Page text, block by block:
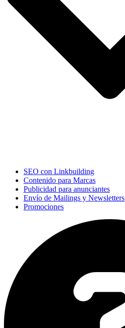
SEO con Linkbuilding
Contenido para Marcas
Publicidad para anunciantes
Envío de Mailings y Newsletters
Promociones